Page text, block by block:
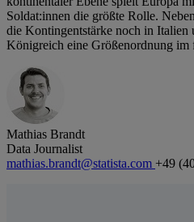
Soldat:innen die größte Rolle.
die Kontingentstärke noch in Italien
Königreich eine Größenordnung im
Mathias Brandt
Data Journalist
mathias.brandt@statista.com +49